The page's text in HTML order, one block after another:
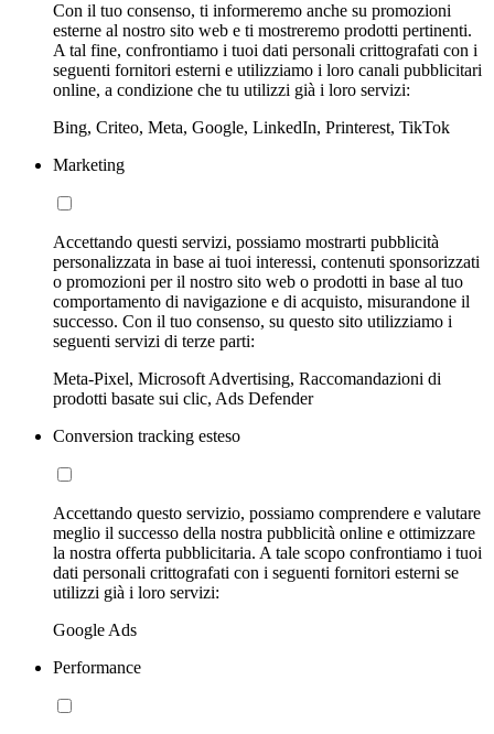
Con il tuo consenso, ti informeremo anche su promozioni
esterne al nostro sito web e ti mostreremo prodotti pertinenti.
A tal fine, confrontiamo i tuoi dati personali crittografati con i
seguenti fornitori esterni e utilizziamo i loro canali pubblicitari
online, a condizione che tu utilizzi già i loro servizi:
Bing, Criteo, Meta, Google, LinkedIn, Printerest, TikTok
Marketing
Accettando questi servizi, possiamo mostrarti pubblicità
personalizzata in base ai tuoi interessi, contenuti sponsorizzati
o promozioni per il nostro sito web o prodotti in base al tuo
comportamento di navigazione e di acquisto, misurandone il
successo. Con il tuo consenso, su questo sito utilizziamo i
seguenti servizi di terze parti:
Meta-Pixel, Microsoft Advertising, Raccomandazioni di
prodotti basate sui clic, Ads Defender
Conversion tracking esteso
Accettando questo servizio, possiamo comprendere e valutare
meglio il successo della nostra pubblicità online e ottimizzare
la nostra offerta pubblicitaria. A tale scopo confrontiamo i tuoi
dati personali crittografati con i seguenti fornitori esterni se
utilizzi già i loro servizi:
Google Ads
Performance